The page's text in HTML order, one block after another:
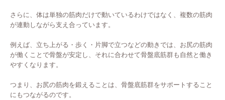
さらに、体は単独の筋肉だけで動いているわけではなく、複数の筋肉
が連動しながら支え合っています。
例えば、立ち上がる・歩く・片脚で立つなどの動きでは、お尻の筋肉
が働くことで骨盤が安定し、それに合わせて骨盤底筋群も自然と働き
やすくなります。
つまり、お尻の筋肉を鍛えることは、骨盤底筋群をサポートすること
にもつながるのです。